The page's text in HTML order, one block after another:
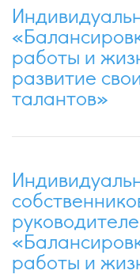
работы и
развитие
талантов»
работы и